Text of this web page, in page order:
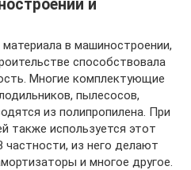
и
в машиностроении,
способствовала
Многие комплектующие
пылесосов,
из полипропилена. При
также используется этот
частности, из него делают
и многое другое.